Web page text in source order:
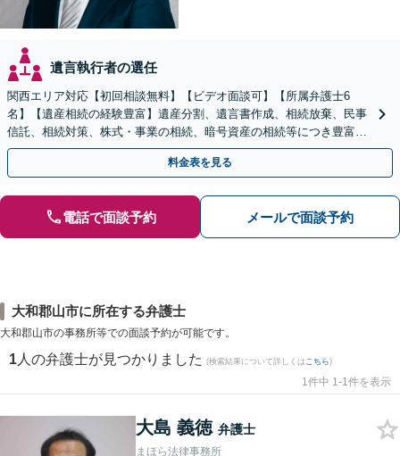
遺言執行者の選任
関西エリア対応【初回相談無料】【ビデオ面談可】【所属弁護士6
名】【遺産相続の経験豊富】遺産分割、遺言書作成、相続放棄、民事
信託、相続対策、株式・事業の相続、暗号資産の相続等につき豊富な
対応実績。【バリアフリー】【完全個室対応】
料金表を見る
電話で面談予約 メールで面談予約
大和郡山市に所在する弁護士
大和郡山市の事務所等での面談予約が可能です。
1 人の弁護士が見つかりました (検索結果について詳しくは こちら)
1件中 1-1件を表示
大島 義徳 弁護士
まほら法律事務所